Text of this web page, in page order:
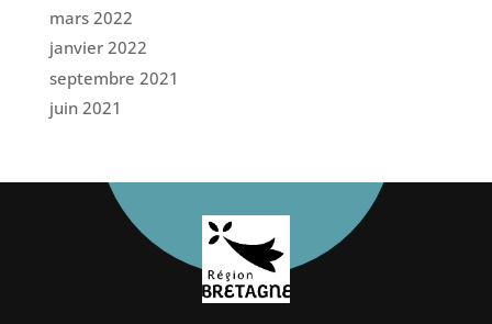
mars 2022
janvier 2022
septembre 2021
juin 2021